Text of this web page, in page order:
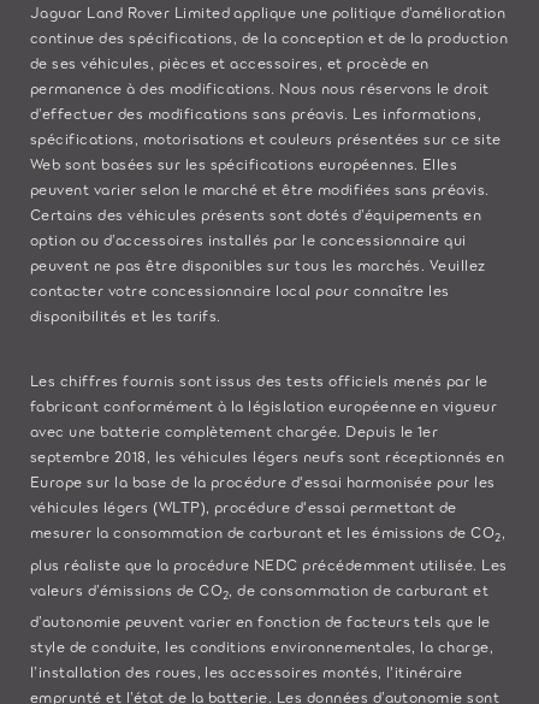
Jaguar Land Rover Limited applique une politique d’amélioration
continue des spécifications, de la conception et de la production
de ses véhicules, pièces et accessoires, et procède en
permanence à des modifications. Nous nous réservons le droit
d’effectuer des modifications sans préavis. Les informations,
spécifications, motorisations et couleurs présentées sur ce site
Web sont basées sur les spécifications européennes. Elles
peuvent varier selon le marché et être modifiées sans préavis.
Certains des véhicules présents sont dotés d’équipements en
option ou d’accessoires installés par le concessionnaire qui
peuvent ne pas être disponibles sur tous les marchés. Veuillez
contacter votre concessionnaire local pour connaître les
disponibilités et les tarifs.
Les chiffres fournis sont issus des tests officiels menés par le
fabricant conformément à la législation européenne en vigueur
avec une batterie complètement chargée. Depuis le 1er
septembre 2018, les véhicules légers neufs sont réceptionnés en
Europe sur la base de la procédure d'essai harmonisée pour les
véhicules légers (WLTP), procédure d'essai permettant de
mesurer la consommation de carburant et les émissions de CO2
plus réaliste que la procédure NEDC précédemment utilisée. Les
valeurs d’émissions de CO2 , de consommation de carburant et
d’autonomie peuvent varier en fonction de facteurs tels que le
style de conduite, les conditions environnementales, la charge,
l’installation des roues, les accessoires montés, l'itinéraire
emprunté et l’état de la batterie. Les données d’autonomie sont